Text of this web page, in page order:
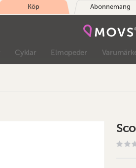
Köp Abonnemang
Cyklar Elmopeder